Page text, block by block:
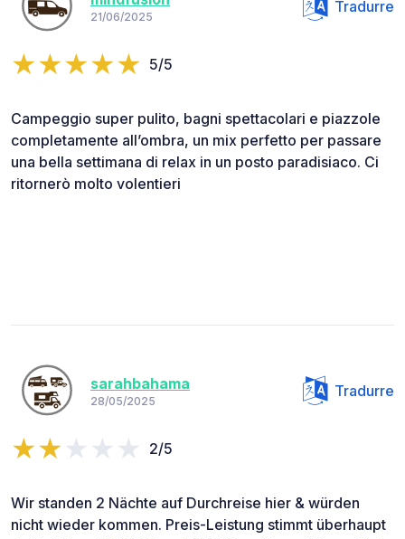
21/06/2025
Tradurre
5/5
Campeggio super pulito, bagni spettacolari e piazzole
completamente all’ombra, un mix perfetto per passare
una bella settimana di relax in un posto paradisiaco. Ci
ritornerò molto volentieri
sarahbahama
28/05/2025
Tradurre
2/5
Wir standen 2 Nächte auf Durchreise hier & würden
nicht wieder kommen. Preis-Leistung stimmt überhaupt